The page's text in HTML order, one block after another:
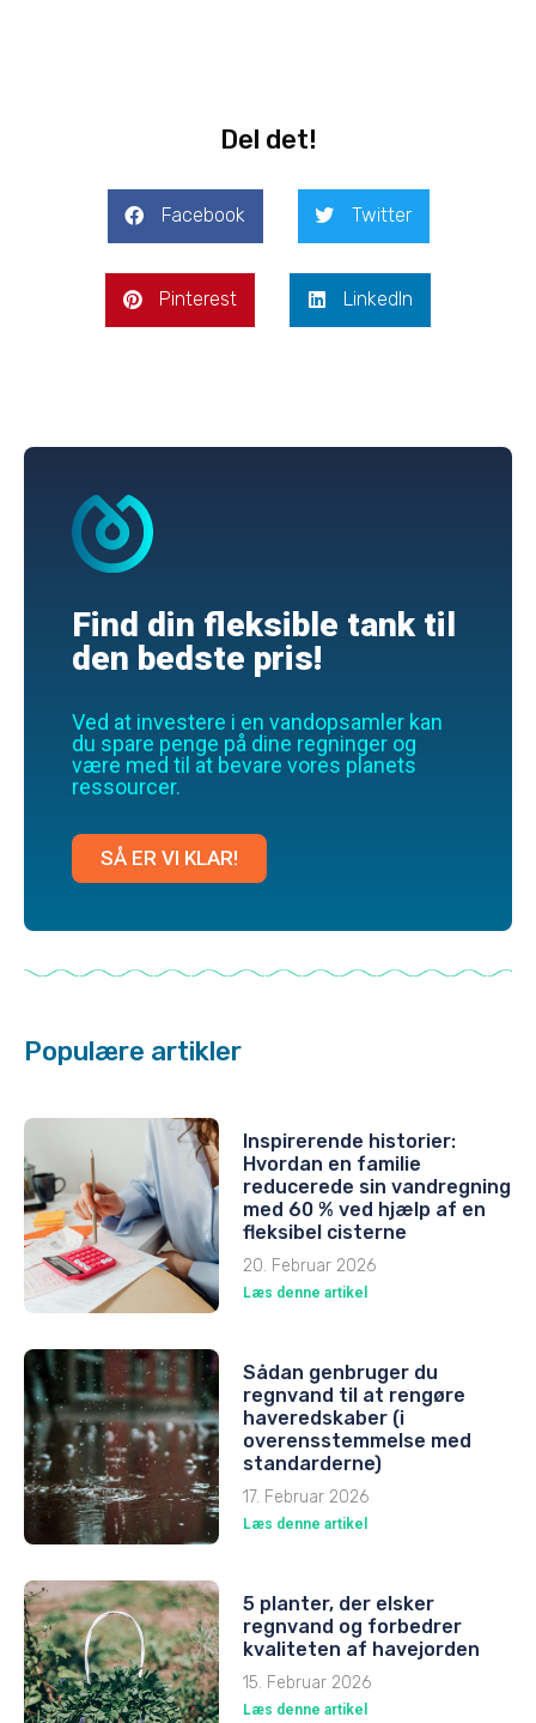
Del det!
Facebook Twitter
Pinterest LinkedIn
Find din fleksible tank til
den bedste pris!
Ved at investere i en vandopsamler kan
du spare penge på dine regninger og
være med til at bevare vores planets
ressourcer.
SÅ ER VI KLAR!
Populære artikler
Inspirerende historier:
Hvordan en familie
reducerede sin vandregning
med 60 % ved hjælp af en
fleksibel cisterne
20. Februar 2026
Læs denne artikel
Sådan genbruger du
regnvand til at rengøre
haveredskaber (i
overensstemmelse med
standarderne)
17. Februar 2026
Læs denne artikel
5 planter, der elsker
regnvand og forbedrer
kvaliteten af havejorden
15. Februar 2026
Læs denne artikel